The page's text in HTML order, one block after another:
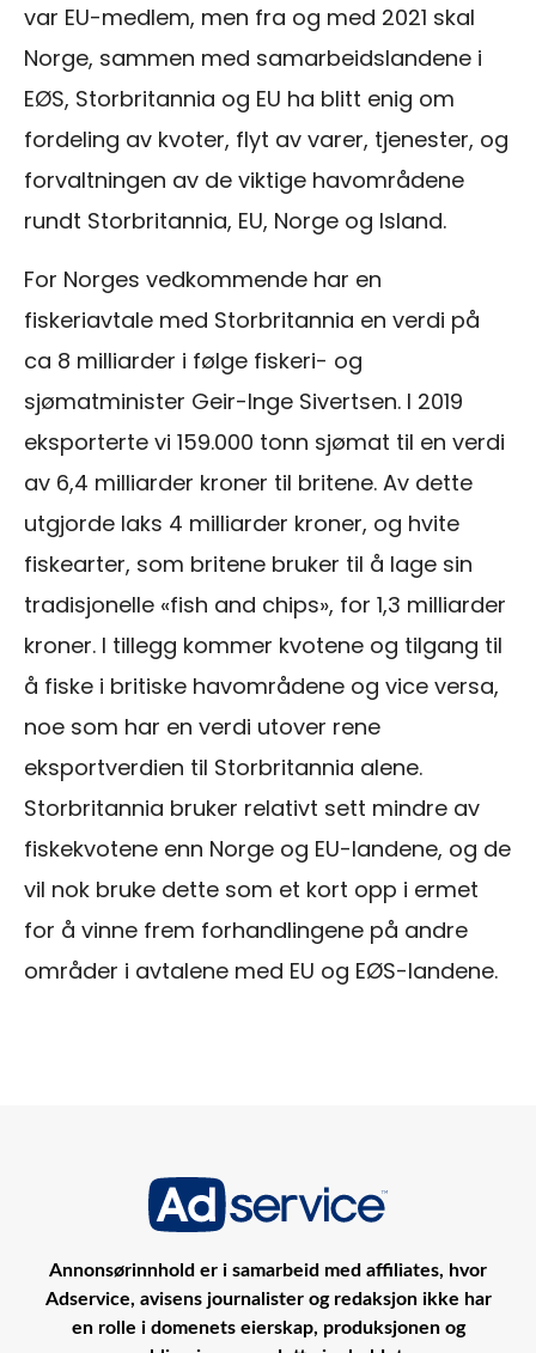
var EU-medlem, men fra og med 2021 skal
Norge, sammen med samarbeidslandene i
EØS, Storbritannia og EU ha blitt enig om
fordeling av kvoter, flyt av varer, tjenester, og
forvaltningen av de viktige havområdene
rundt Storbritannia, EU, Norge og Island.
For Norges vedkommende har en
fiskeriavtale med Storbritannia en verdi på
ca 8 milliarder i følge fiskeri- og
sjømatminister Geir-Inge Sivertsen. I 2019
eksporterte vi 159.000 tonn sjømat til en verdi
av 6,4 milliarder kroner til britene. Av dette
utgjorde laks 4 milliarder kroner, og hvite
fiskearter, som britene bruker til å lage sin
tradisjonelle «fish and chips», for 1,3 milliarder
kroner. I tillegg kommer kvotene og tilgang til
å fiske i britiske havområdene og vice versa,
noe som har en verdi utover rene
eksportverdien til Storbritannia alene.
Storbritannia bruker relativt sett mindre av
fiskekvotene enn Norge og EU-landene, og de
vil nok bruke dette som et kort opp i ermet
for å vinne frem forhandlingene på andre
områder i avtalene med EU og EØS-landene.
Annonsørinnhold er i samarbeid med affiliates, hvor
Adservice, avisens journalister og redaksjon ikke har
en rolle i domenets eierskap, produksjonen og